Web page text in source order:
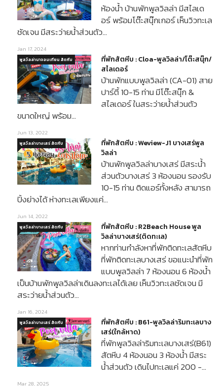
ห้องน้ำ บ้านพักพูลวิลล่า มีสไลเด
อร์ พร้อมโต๊ะสนุ๊กเกอร์ เห็นวิวทะเล
ชัดเจน มีสระว่ายน้ำส่วนตัว…
Jan 17, 2024
ที่พักสัตหีบ : Cloa-พูลวิลล่า/โต๊ะสนุ๊ก/
สไลเดอร์
บ้านพักแบบพูลวิลล่า (CA-01) สาย
ปาร์ตี้ 10-15 ท่าน มีโต๊ะสนุ๊ก &
สไลเดอร์ ในสระว่ายน้ำส่วนตัว
ขนาดใหญ่ พร้อม…
พูลวิลล่านาจอมเทียน สัตหีบ
Jun 13, 2022
ที่พักสัตหีบ : Weview-J1 บางเสร่พูล
วิลล่า
บ้านพักพูลวิลล่าบางเสร่ มีสระน้ำ
ส่วนตัวบางเสร่ 3 ห้องนอน รองรับ
10-15 ท่าน ติดแอร์ทั้งหลัง สามารถ
ปิ้งย่างได้ ห่างทะเลเพียงแค่…
พูลวิลล่าบางเสร่ สัตหีบ
Jun 14, 2022
ที่พักสัตหีบ : R2Beach House พูล
วิลล่าบางเสร่(ติดทะเล)
หากท่านกำลังหาที่พักติดทะเลสัตหีบ
ที่พักติดทะเลบางเสร่ ขอแนะนำที่พัก
แบบพูลวิลล่า 7 ห้องนอน 6 ห้องน้ำ
เป็นบ้านพักพูลวิลล่าเดินลงทะเลได้เลย เห็นวิวทะเลชัดเจน มี
สระว่ายน้ำส่วนตัว…
พูลวิลล่าบางเสร่ สัตหีบ
Jan 16, 2024
ที่พักสัตหีบ : B61-พูลวิลล่าริมทะเลบาง
เสร่(ใกล้หาด)
ที่พักพูลวิลล่าริมทะเลบางเสร่(B61)
สัตหีบ 4 ห้องนอน 3 ห้องน้ำ มีสระ
น้ำส่วนตัว เดินไปทะเลแค่ 200 -…
พูลวิลล่าบางเสร่ สัตหีบ
Mar 28, 2025